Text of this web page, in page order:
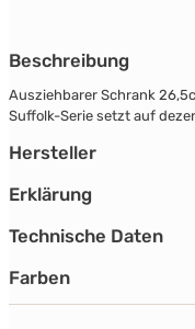
Beschreibung
Ausziehbarer Schrank
Suffolk-Serie setzt auf
Hersteller
Erklärung
Technische Daten
Farben